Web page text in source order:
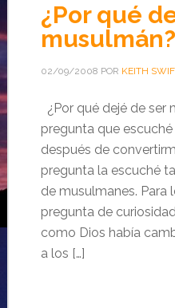
¿Por qué
musulmán?
02/09/2008 POR KEITH
¿Por qué dejé de ser
pregunta que
después de
pregunta la escuché
de musulmanes. Para
pregunta de
como Dios había
a los […]